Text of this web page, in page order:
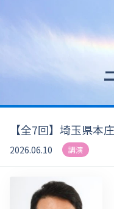
【全7回】埼玉県本
2026.06.10 講演